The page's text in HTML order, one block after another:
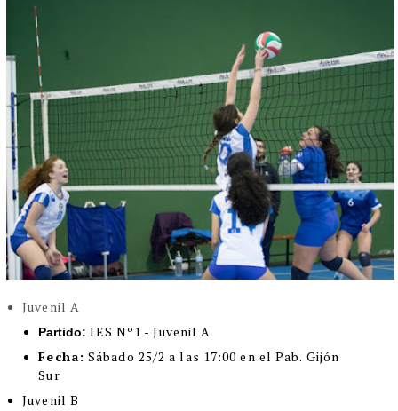
Juvenil A
Partido: IES Nº1 - Juvenil A
Fecha: Sábado 25/2 a las 17:00 en el Pab. Gijón
Sur
Juvenil B